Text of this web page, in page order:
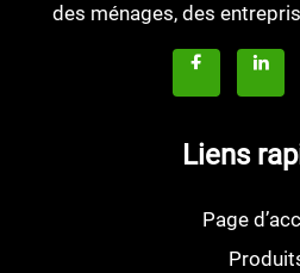
des ménages, des
Liens
Page